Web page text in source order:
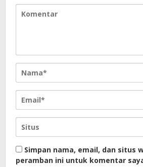
Simpan nama, email, dan situs
peramban ini untuk komentar